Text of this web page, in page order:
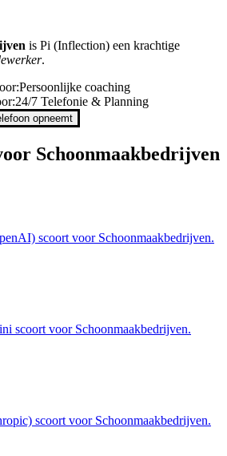
is Pi (Inflection) een krachtige
.
Persoonlijke coaching
24/7 Telefonie & Planning
opneemt
Schoonmaakbedrijven
scoort voor Schoonmaakbedrijven.
scoort voor Schoonmaakbedrijven.
scoort voor Schoonmaakbedrijven.